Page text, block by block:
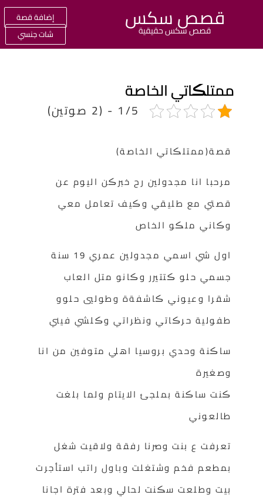
قصص سكس
قصص سكس حقيقية
إضافة قصة
شات جنسي
الخاصة
1/5 - (2 صوتين)
قصة(ممتلڪاتي الخاصة)
مرحبا انا مجدولين رح خبرڪن اليوم عن
قصتي مع طليقي وڪيف تعامل معي
وڪاني ملڪو الخاص
اول شي اسمي مجدولين عمري 19 سنة
جسمي حلو ڪتتيرر وڪانو متل العاب
شقرا وعيوني ڪاشفةة وطوليي حلوو
طفولية حرڪاتي ونظراتي وڪلشي فيني
ساڪنة وحدي بروسيا اهلي متوفين من انا
وصغيرة
ڪنت ساڪنة بملجئ الايتام ولما بلغت
طالعوني
تعرفت ع بنت وصرنا رفقة ولاقيت شغل
بمطعم فخم وشتغلت وباول راتب استأجرت
بيت وطلعت سڪنت لحالي وبعد فترة اجانا